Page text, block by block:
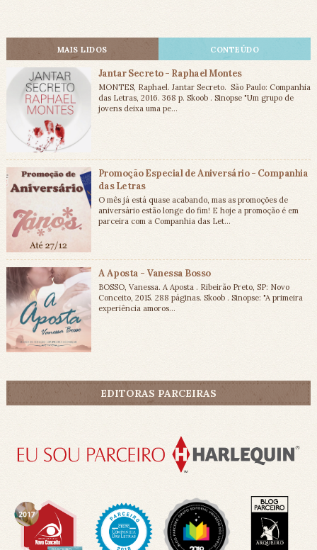
MAIS LIDOS CONTEÚDO
Jantar Secreto - Raphael Montes
MONTES, Raphael. Jantar Secreto. São Paulo: Companhia
das Letras, 2016. 368 p. Skoob . Sinopse "Um grupo de
jovens deixa uma pe...
Promoção Especial de Aniversário - Companhia
das Letras
O mês já está quase acabando, mas as promoções de
aniversário estão longe do fim! E hoje a promoção é em
parceira com a Companhia das Let...
A Aposta - Vanessa Bosso
BOSSO, Vanessa. A Aposta . Ribeirão Preto, SP: Novo
Conceito, 2015. 288 páginas. Skoob . Sinopse: "A primeira
experiência amoros...
EDITORAS PARCEIRAS